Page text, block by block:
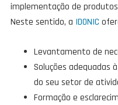
implementação de
Neste sentido, a IDONIC
Levantamento de
Soluções adequadas
do seu setor de
Formação e